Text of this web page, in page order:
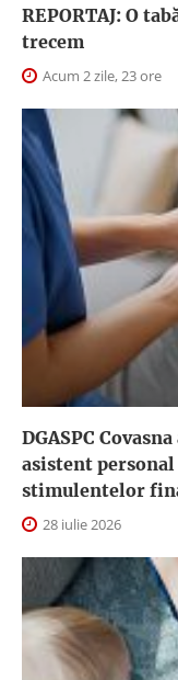
REPORTAJ: O
trecem
Acum 2 zile, 23 ore
DGASPC
asistent
stimulentelor
28 iulie 2026